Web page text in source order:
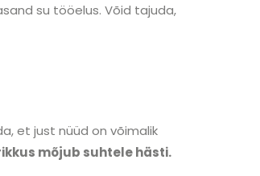
su tööelus. Võid tajuda,
et just nüüd on võimalik
mõjub suhtele hästi.